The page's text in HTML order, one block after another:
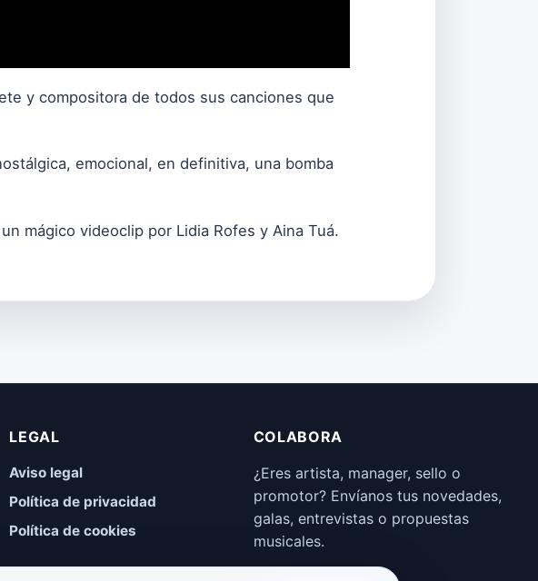
y compositora de todos sus canciones que
emocional, en definitiva, una bomba
mágico videoclip por Lidia Rofes y Aina Tuá.
LEGAL
Aviso legal
Política de privacidad
Política de cookies
COLABORA
¿Eres artista, manager, sello o
promotor? Envíanos tus novedades,
galas, entrevistas o propuestas
musicales.